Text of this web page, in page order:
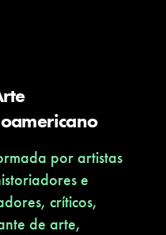
por artistas
e
críticos,
de arte,